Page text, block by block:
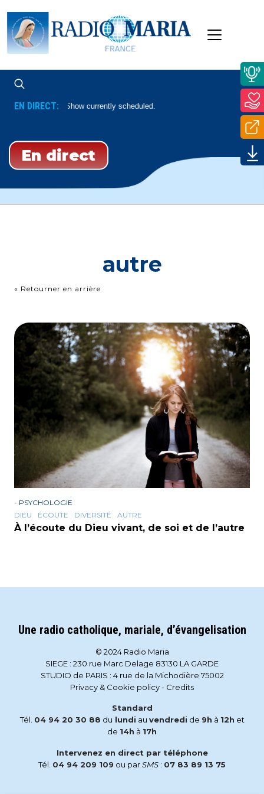
EN DIRECT:No Show currently scheduled.
En direct
autre
« Retourner en arrière
- PSYCHOLOGIE
DIEU
ÉCOUTE DIVERSITÉ AUTRE
À l’écoute du Dieu vivant, de soi et de l’autre
Une radio catholique, mariale, d’évangelisation
© 2024 Radio Maria
SIEGE : 230 rue Marc Delage 83130 LA GARDE
STUDIO de PARIS : 4 rue de la Michodière 75002
Privacy & Cookie policy- Credits
Standard
Tél. 04 94 20 30 88 du lundi au vendredi de 9h à 12h et
de 14h à 17h
Intervenez en direct par téléphone
Tél. 04 94 209 109 ou parSMS : 07 83 89 13 75